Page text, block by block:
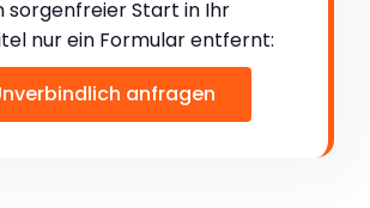
sorgenfreier Start in Ihr
nur ein Formular entfernt:
anfragen